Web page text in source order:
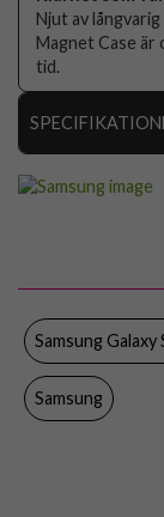
Njut av
Magnet Case
tid.
Färg
Material
Varumärke
Samsung Galaxy
Samsung